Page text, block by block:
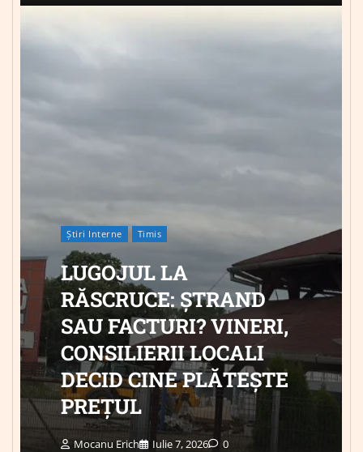
Știri Interne Timis
LUGOJUL LA
RĂSCRUCE: ȘTRAND
SAU FACTURI? VINERI,
CONSILIERII LOCALI
DECID CINE PLĂTEȘTE
PREȚUL
Mocanu Erich Iulie 7, 2026 0